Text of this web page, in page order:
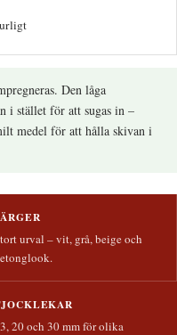
Den låga
i stället för att sugas in –
medel för att hålla skivan i
urval – vit, grå, beige och
20 och 30 mm för olika